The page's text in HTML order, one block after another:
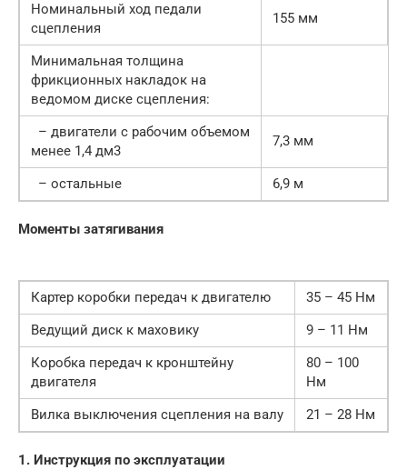
Номинальный ход педали
сцепления
155 мм
Минимальная толщина
фрикционных накладок на
ведомом диске сцепления:
– двигатели с рабочим объемом
менее 1,4 дм3
7,3 мм
– остальные 6,9 м
Моменты затягивания
Картер коробки передач к двигателю
35 – 45 Нм
Ведущий диск к маховику
9 – 11 Нм
Коробка передач к кронштейну
двигателя
80 – 100
Нм
Вилка выключения сцепления на валу
21 – 28 Нм
1. Инструкция по эксплуатации